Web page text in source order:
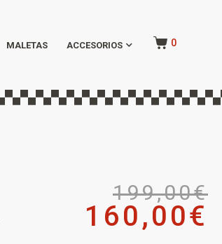
MALETAS ACCESORIOS 0
199,00€
160,00€